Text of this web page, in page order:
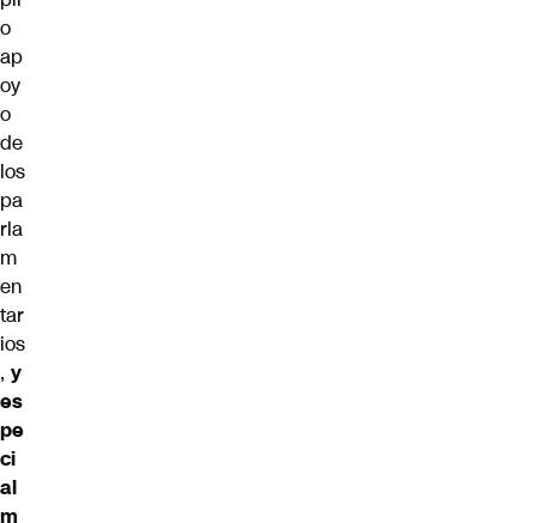
o
ap
oy
o
de
los
pa
rla
m
en
tar
ios
, y
es
pe
ci
al
m